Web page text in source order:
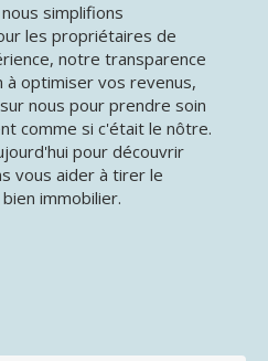
simplifions
les propriétaires de
notre transparence
optimiser vos revenus,
nous pour prendre soin
comme si c'était le nôtre.
pour découvrir
vous aider à tirer le
immobilier.